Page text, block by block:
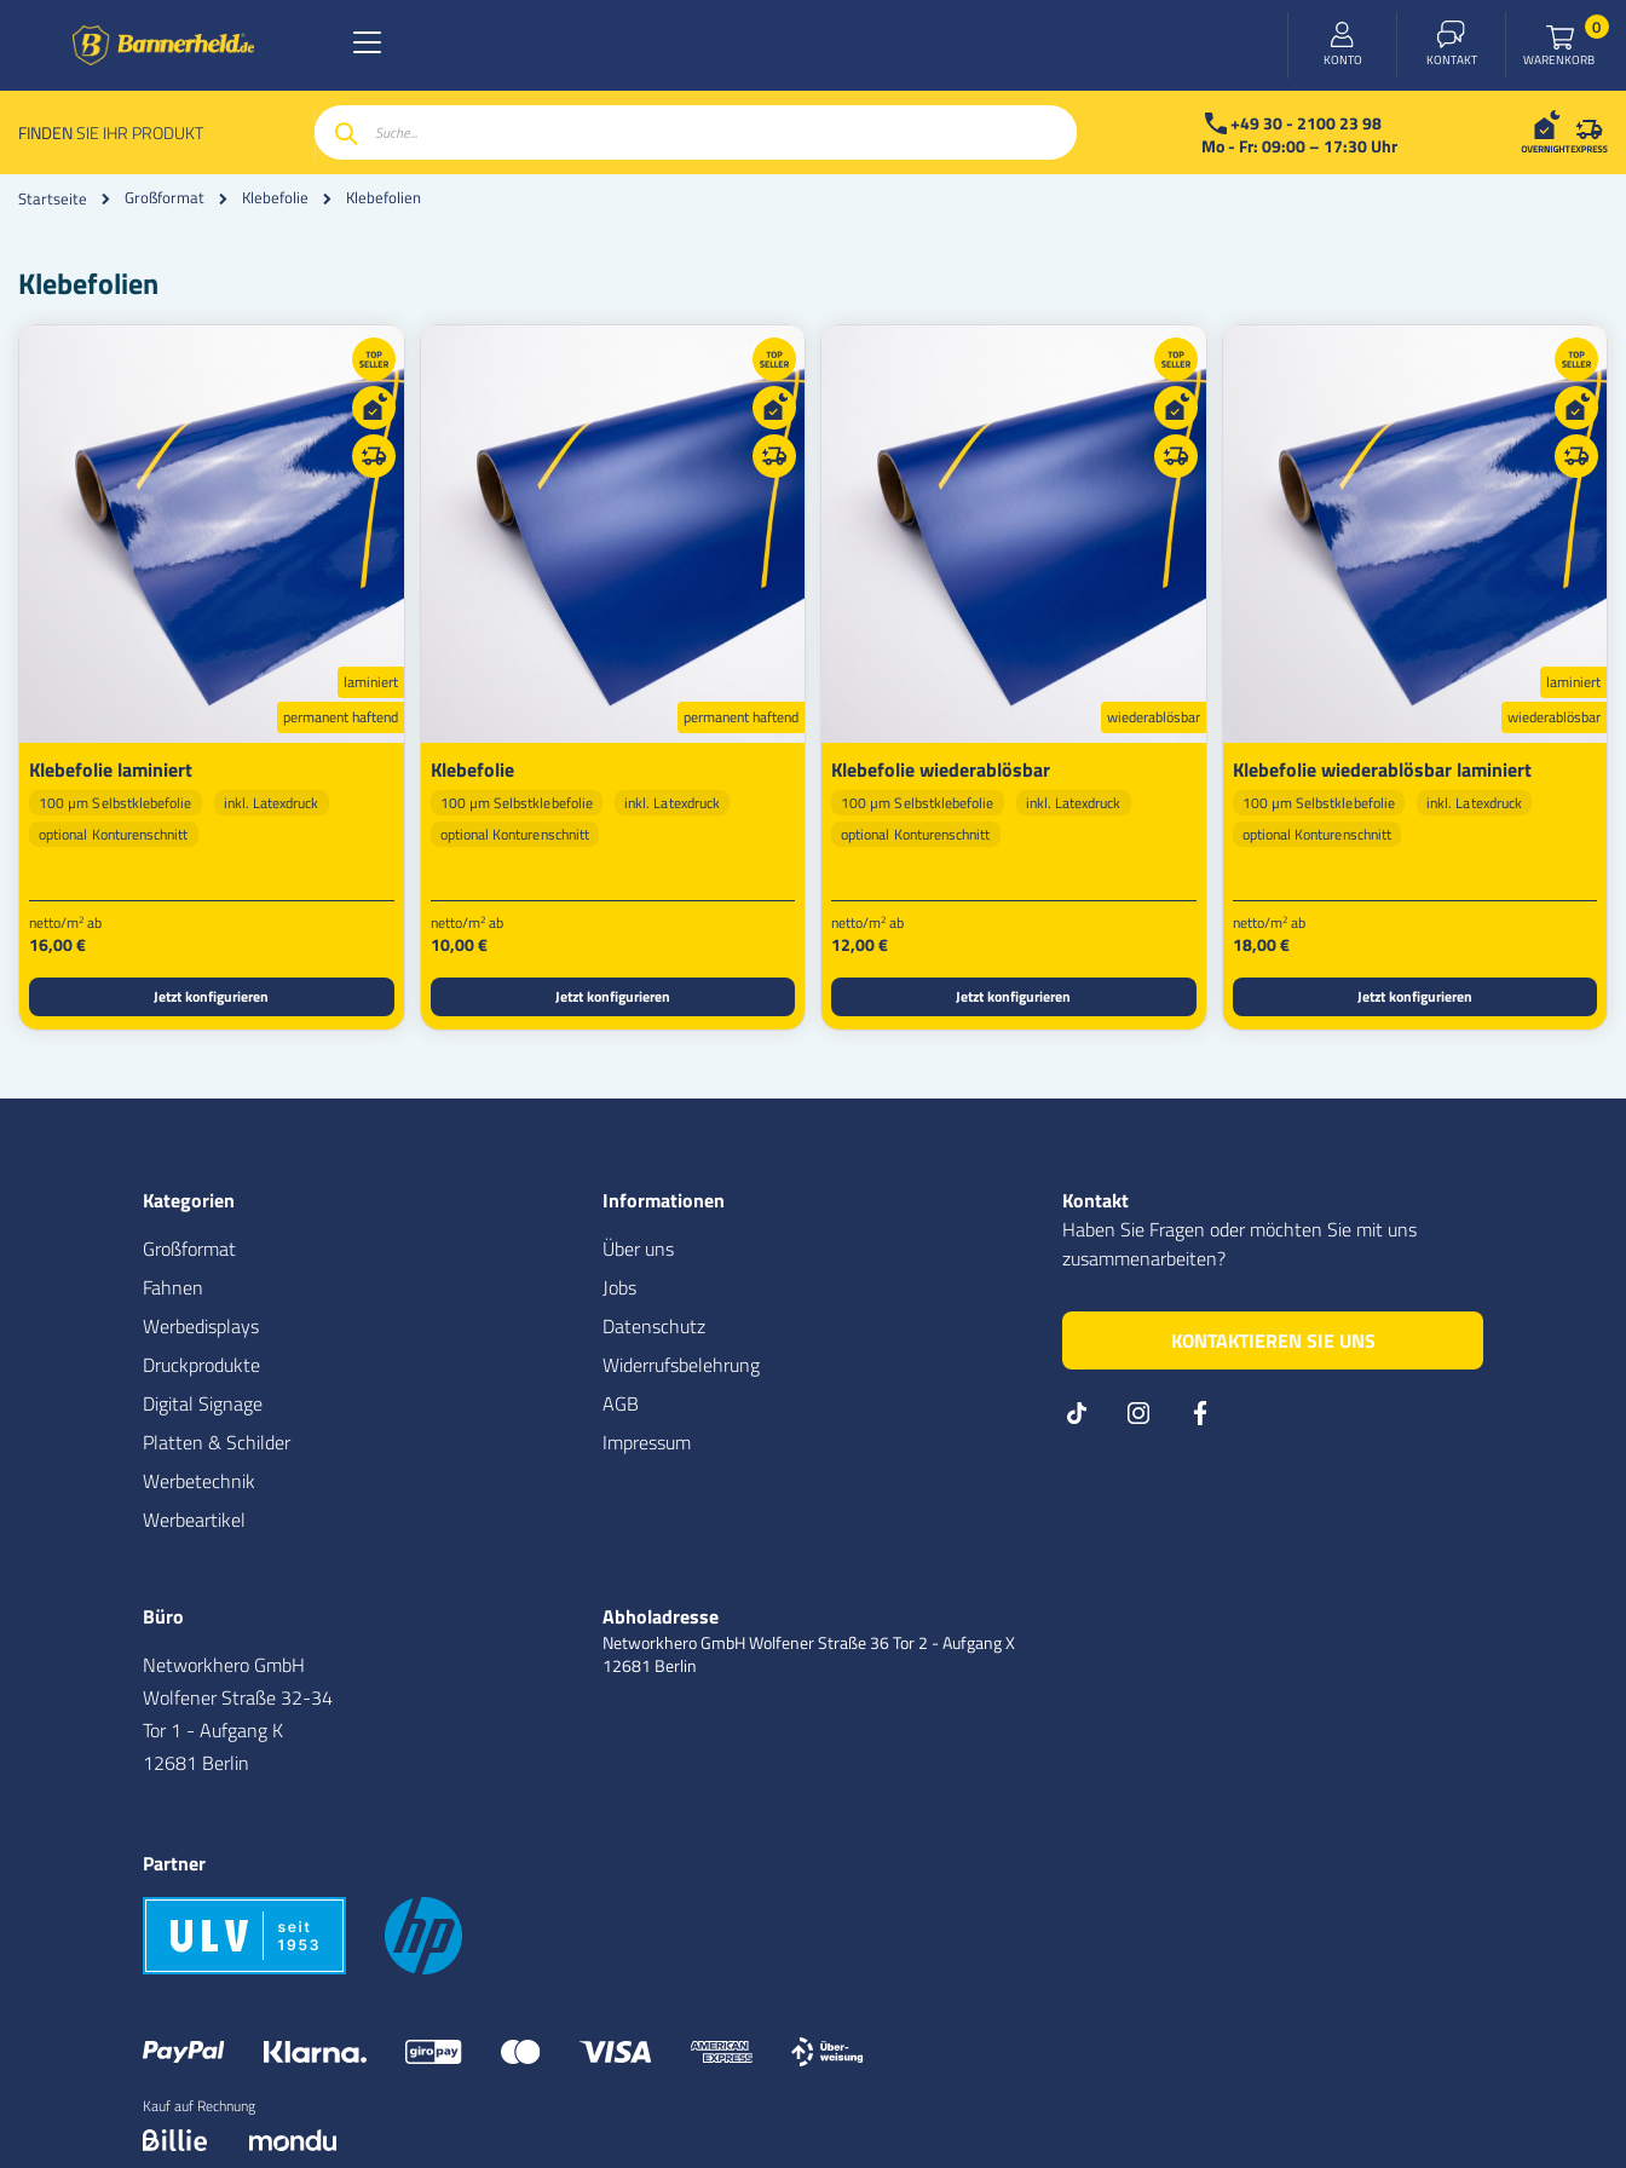
KONTO KONTAKT WARENKORB
0
FINDENSIE IHR PRODUKT
Suche
+49 30 - 2100 23 98
Mo - Fr: 09:00 – 17:30 Uhr
Startseite Großformat Klebefolie Klebefolien
Klebefolien
laminiert
permanent haftend
Klebefolie laminiert
100 µm Selbstklebefolie
inkl. Latexdruck
optional Konturenschnitt
netto/m2 ab
16,00 €
Jetzt konfigurieren
permanent haftend
Klebefolie
100 µm Selbstklebefolie
inkl. Latexdruck
optional Konturenschnitt
netto/m2ab
10,00 €
Jetzt konfigurieren
wiederablösbar
Klebefolie wiederablösbar
100 µm Selbstklebefolie
inkl. Latexdruck
optional Konturenschnitt
netto/m2 ab
12,00 €
Jetzt konfigurieren
laminiert
wiederablösbar
Klebefolie wiederablösbar laminiert
100 µm Selbstklebefolie
inkl. Latexdruck
optional Konturenschnitt
netto/m2ab
18,00 €
Jetzt konfigurieren
Kontakt
Haben Sie Fragen oder möchten Sie mit uns
zusammenarbeiten?
KONTAKTIEREN SIE UNS
Kategorien
Großformat
Fahnen
Werbedisplays
Druckprodukte
Digital Signage
Platten & Schilder
Werbetechnik
Werbeartikel
Informationen
Über uns
Jobs
Datenschutz
Widerrufsbelehrung
AGB
Impressum
Büro
Networkhero GmbH
Wolfener Straße 32-34
Tor 1 - Aufgang K
12681 Berlin
Abholadresse
Networkhero GmbHWolfener Straße 36Tor 2 - Aufgang X
12681 Berlin
Partner
Kauf auf Rechnung